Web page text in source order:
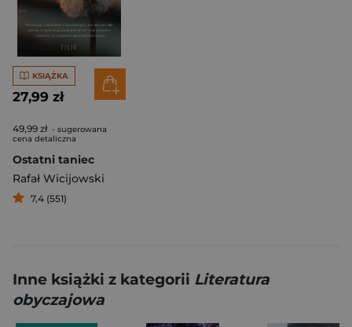
KSIĄŻKA
27,99 zł
49,99 zł - sugerowana
cena detaliczna
Ostatni taniec
Rafał Wicijowski
7,4 (551)
Inne książki z kategorii Literatura
obyczajowa